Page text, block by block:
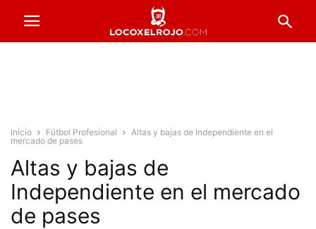
Inicio Fútbol Profesional
Altas y bajas de Independiente en el
mercado de pases
Altas y bajas de
Independiente en el mercado
de pases